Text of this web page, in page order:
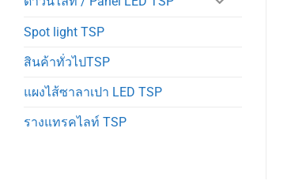
Spot light TSP
สินค้าทั่วไปTSP
แผงไส้ซาลาเปา LED TSP
รางแทรคไลท์ TSP